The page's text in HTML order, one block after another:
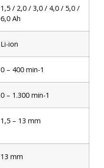
1,5 / 2,0 / 3,0 / 4,0 / 5,0 /
6,0 Ah
Li-ion
0 – 400 min-1
0 – 1.300 min-1
1,5 – 13 mm
13 mm